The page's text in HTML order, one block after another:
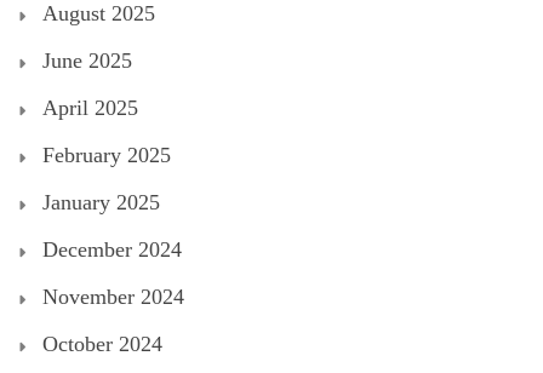
August 2025
June 2025
April 2025
February 2025
January 2025
December 2024
November 2024
October 2024